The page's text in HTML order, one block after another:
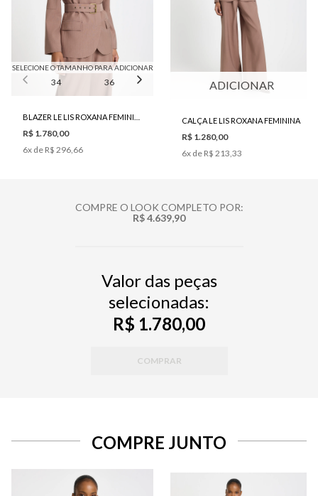
SELECIONE O TAMANHO PARA ADICIONAR
34 36 40 42
R$ 1.780,00
6x de R$ 296,66
ADICIONAR
CALÇA LE LIS ROXANA FEMININA
R$ 1.280,00
6x de R$ 213,33
COMPRE O LOOK COMPLETO POR:
R$ 4.639,90
Valor das peças
selecionadas:
R$ 1.780,00
COMPRAR
COMPRE JUNTO